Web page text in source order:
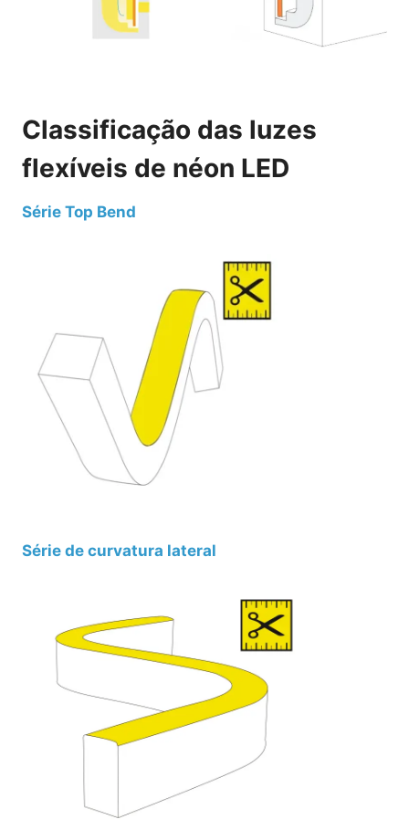
Classificação das luzes
flexíveis de néon LED
Série Top Bend
Série de curvatura lateral